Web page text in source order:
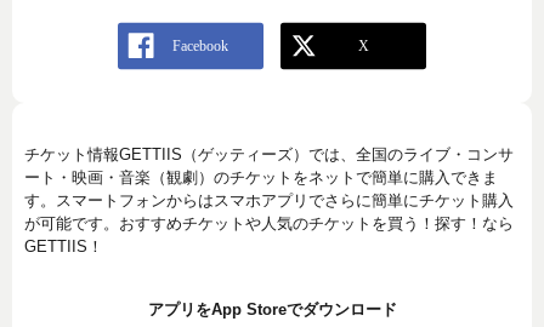
チケット情報GETTIIS（ゲッティーズ）では、全国のライブ・コンサ
ート・映画・音楽（観劇）のチケットをネットで簡単に購入できま
す。スマートフォンからはスマホアプリでさらに簡単にチケット購入
が可能です。おすすめチケットや人気のチケットを買う！探す！なら
GETTIIS！
アプリをApp Storeでダウンロード